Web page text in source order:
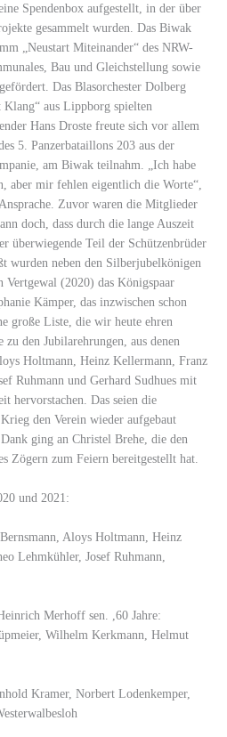
Spendenbox aufgestellt, in der über
gesammelt wurden. Das Biwak
„Neustart Miteinander“ des NRW-
Bau und Gleichstellung sowie
Das Blasorchester Dolberg
Klang“ aus Lippborg spielten
Hans Droste freute sich vor allem
5. Panzerbataillons 203 aus der
am Biwak teilnahm. „Ich habe
aber mir fehlen eigentlich die Worte“,
Zuvor waren die Mitglieder
doch, dass durch die lange Auszeit
überwiegende Teil der Schützenbrüder
wurden neben den Silberjubelkönigen
(2020) das Königspaar
Kämper, das inzwischen schon
große Liste, die wir heute ehren
den Jubilarehrungen, aus denen
Holtmann, Heinz Kellermann, Franz
Ruhmann und Gerhard Sudhues mit
hervorstachen. Das seien die
den Verein wieder aufgebaut
ging an Christel Brehe, die den
Zögern zum Feiern bereitgestellt hat.
und 2021:
Aloys Holtmann, Heinz
Lehmkühler, Josef Ruhmann,
Merhoff sen. ,60 Jahre:
Wilhelm Kerkmann, Helmut
Kramer, Norbert Lodenkemper,